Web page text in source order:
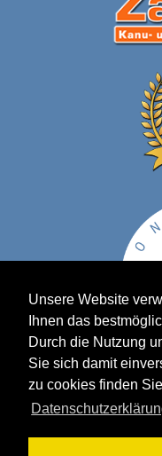
Unsere Website
Ihnen das
Durch die Nutzung
Sie sich damit
zu cookies finden